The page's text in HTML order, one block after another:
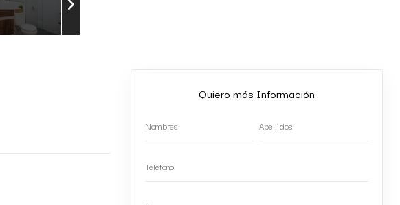
Quiero más Información